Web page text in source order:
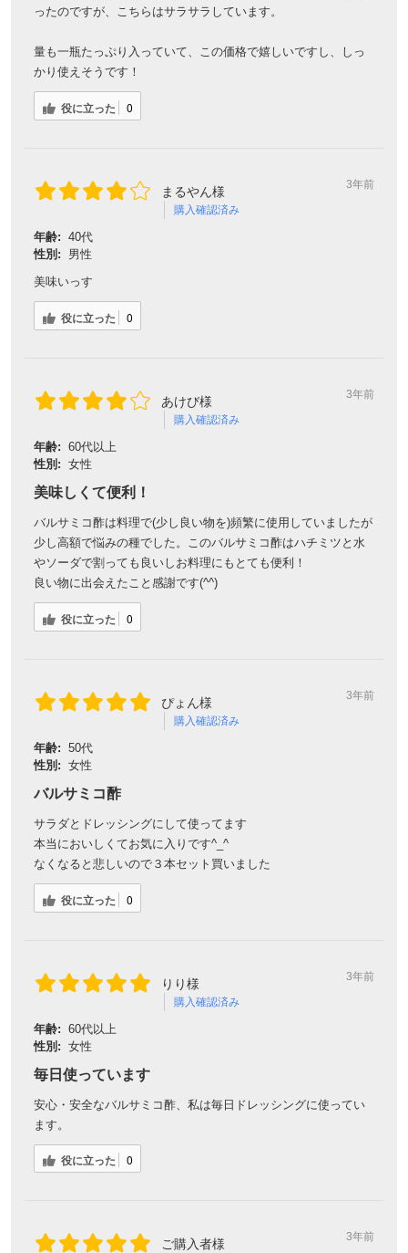
ったのですが、こちらはサラサラしています。
量も一瓶たっぷり入っていて、この価格で嬉しいですし、しっ
かり使えそうです！
役に立った 0
まるやん様
購入確認済み
3年前
年齢: 40代
性別:
男性
美味いっす
役に立った 0
あけび様
購入確認済み
3年前
年齢: 60代以上
性別: 女性
美味しくて便利！
バルサミコ酢は料理で(少し良い物を)頻繁に使用していましたが
少し高額で悩みの種でした。このバルサミコ酢はハチミツと水
やソーダで割っても良いしお料理にもとても便利！
良い物に出会えたこと感謝です(^^)
役に立った 0
ぴょん様
購入確認済み
3年前
年齢: 50代
性別: 女性
バルサミコ酢
サラダとドレッシングにして使ってます
本当においしくてお気に入りです^_^
なくなると悲しいので３本セット買いました
役に立った 0
りり様
購入確認済み
3年前
年齢: 60代以上
性別: 女性
毎日使っています
安心・安全なバルサミコ酢、私は毎日ドレッシングに使ってい
ます。
役に立った 0
ご購入者様 3年前